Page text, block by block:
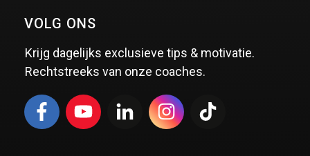
VOLG ONS
Krijg dagelijks exclusieve tips & motivatie.
Rechtstreeks van onze coaches.